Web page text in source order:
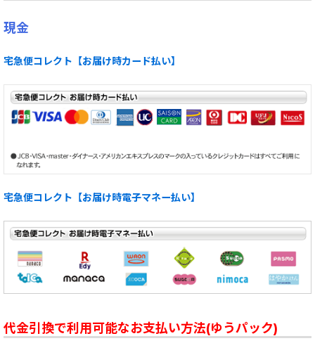
現金
宅急便コレクト【お届け時カード払い】
宅急便コレクト【お届け時電子マネー払い】
代金引換で利用可能なお支払い方法(ゆうパック)